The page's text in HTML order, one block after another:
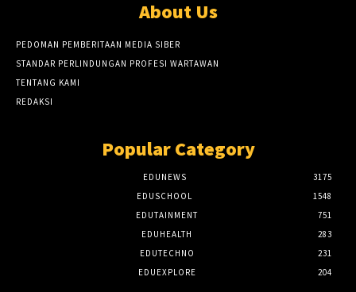
About Us
PEDOMAN PEMBERITAAN MEDIA SIBER
STANDAR PERLINDUNGAN PROFESI WARTAWAN
TENTANG KAMI
REDAKSI
Popular Category
EDUNEWS
3175
EDUSCHOOL
1548
EDUTAINMENT
751
EDUHEALTH
283
EDUTECHNO
231
EDUEXPLORE
204